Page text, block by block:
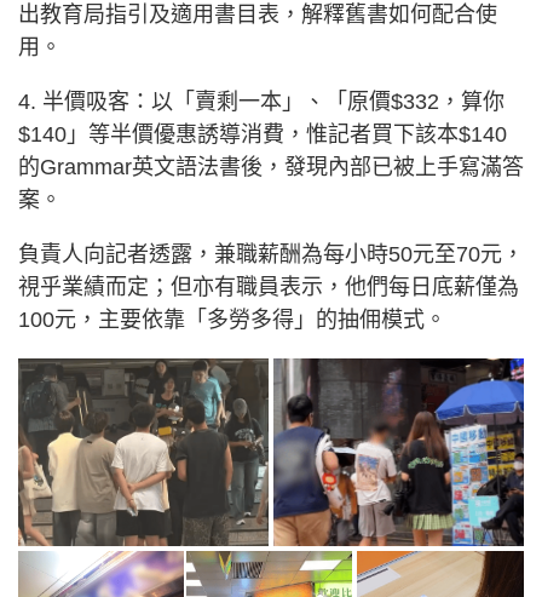
出教育局指引及適用書目表，解釋舊書如何配合使
用。
4. 半價吸客：以「賣剩一本」、「原價$332，算你
$140」等半價優惠誘導消費，惟記者買下該本$140
的Grammar英文語法書後，發現內部已被上手寫滿答
案。
負責人向記者透露，兼職薪酬為每小時50元至70元，
視乎業績而定；但亦有職員表示，他們每日底薪僅為
100元，主要依靠「多勞多得」的抽佣模式。